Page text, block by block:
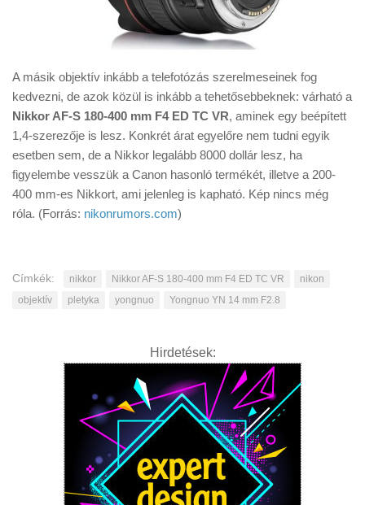
A másik objektív inkább a telefotózás szerelmeseinek fog
kedvezni, de azok közül is inkább a tehetősebbeknek: várható a
Nikkor AF-S 180-400 mm F4 ED TC VR, aminek egy beépített
1,4-szerezője is lesz. Konkrét árat egyelőre nem tudni egyik
esetben sem, de a Nikkor legalább 8000 dollár lesz, ha
figyelembe vesszük a Canon hasonló termékét, illetve a 200-
400 mm-es Nikkort, ami jelenleg is kapható. Kép nincs még
róla. (Forrás: nikonrumors.com)
Címkék: nikkor Nikkor AF-S 180-400 mm F4 ED TC VR
nikon
objektív
pletyka yongnuo Yongnuo YN 14 mm F2.8
Hirdetések: